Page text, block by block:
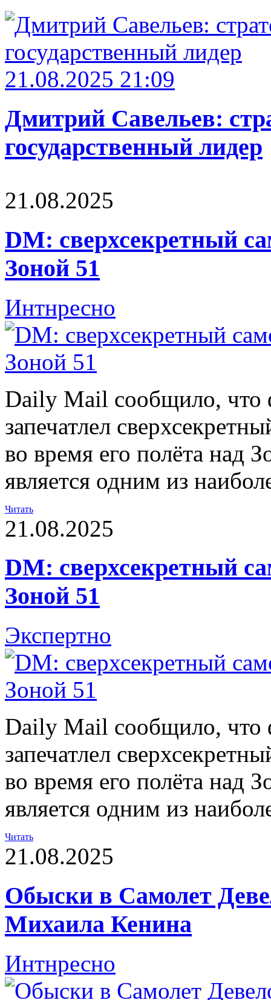
21.08.2025 21:09
Дмитрий Савельев:
государственный лидер
21.08.2025
DM: сверхсекретный
Зоной 51
Интнресно
Daily Mail сообщило, что
запечатлел
во время его полёта над
является одним из
Читать
21.08.2025
DM: сверхсекретный
Зоной 51
Экспертно
Daily Mail сообщило, что
запечатлел
во время его полёта над
является одним из
Читать
21.08.2025
Обыски в Самолет
Михаила Кенина
Интнресно